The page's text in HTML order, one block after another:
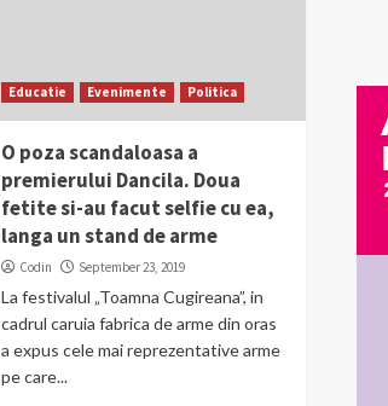
Educatie Evenimente Politica
O poza scandaloasa a
premierului Dancila. Doua
fetite si-au facut selfie cu ea,
langa un stand de arme
Codin September 23, 2019
La festivalul „Toamna Cugireana”, in
cadrul caruia fabrica de arme din oras
a expus cele mai reprezentative arme
pe care...